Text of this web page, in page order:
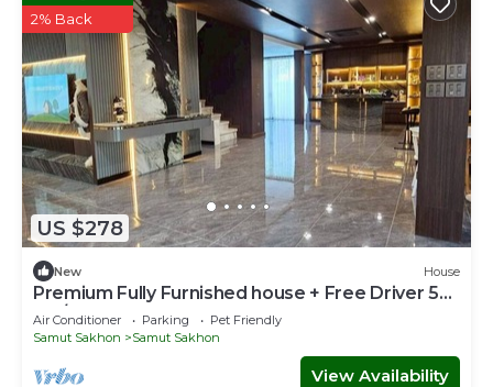
US $278
2% Back
New House
Premium Fully Furnished house + Free Driver 50
km/Day
Air Conditioner Parking
Pet Friendly
Samut Sakhon
Samut Sakhon
View Availability